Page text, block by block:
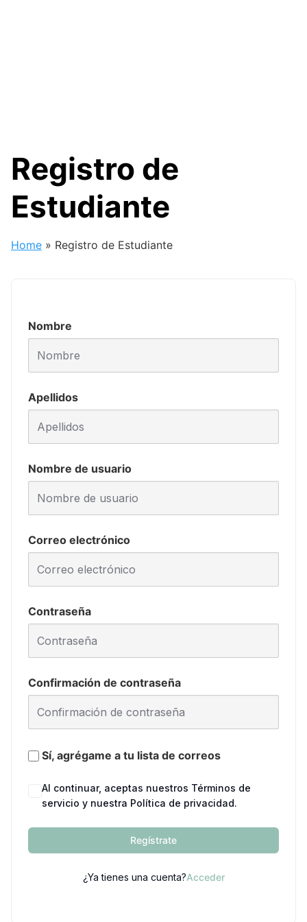
Registro de
Estudiante
Home » Registro de Estudiante
Nombre
Apellidos
Nombre de usuario
Correo electrónico
Contraseña
Confirmación de contraseña
Sí, agrégame a tu lista de correos
Al continuar, aceptas nuestros Términos de
servicio y nuestra Política de privacidad.
Regístrate
¿Ya tienes una cuenta?Acceder